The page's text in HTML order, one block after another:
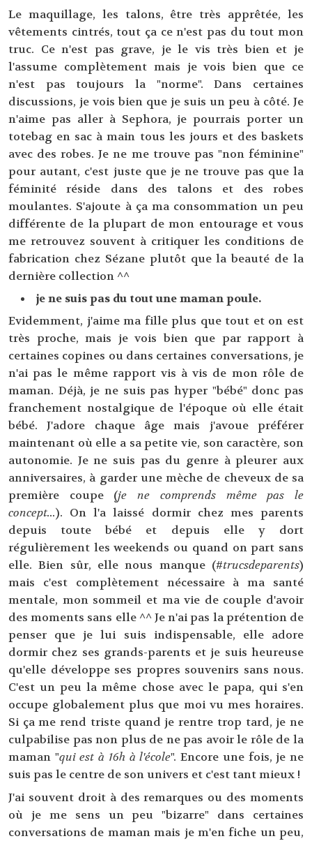
Le maquillage, les talons, être très apprêtée, les
vêtements cintrés, tout ça ce n'est pas du tout mon
truc. Ce n'est pas grave, je le vis très bien et je
l'assume complètement mais je vois bien que ce
n'est pas toujours la "norme". Dans certaines
discussions, je vois bien que je suis un peu à côté. Je
n'aime pas aller à Sephora, je pourrais porter un
totebag en sac à main tous les jours et des baskets
avec des robes. Je ne me trouve pas "non féminine"
pour autant, c'est juste que je ne trouve pas que la
féminité réside dans des talons et des robes
moulantes. S'ajoute à ça ma consommation un peu
différente de la plupart de mon entourage et vous
me retrouvez souvent à critiquer les conditions de
fabrication chez Sézane plutôt que la beauté de la
dernière collection ^^
je ne suis pas du tout une maman poule.
Evidemment, j'aime ma fille plus que tout et on est
très proche, mais je vois bien que par rapport à
certaines copines ou dans certaines conversations, je
n'ai pas le même rapport vis à vis de mon rôle de
maman. Déjà, je ne suis pas hyper "bébé" donc pas
franchement nostalgique de l'époque où elle était
bébé. J'adore chaque âge mais j'avoue préférer
maintenant où elle a sa petite vie, son caractère, son
autonomie. Je ne suis pas du genre à pleurer aux
anniversaires, à garder une mèche de cheveux de sa
première coupe (je ne comprends même pas le
concept...). On l'a laissé dormir chez mes parents
depuis toute bébé et depuis elle y dort
régulièrement les weekends ou quand on part sans
elle. Bien sûr, elle nous manque (#trucsdeparents)
mais c'est complètement nécessaire à ma santé
mentale, mon sommeil et ma vie de couple d'avoir
des moments sans elle ^^ Je n'ai pas la prétention de
penser que je lui suis indispensable, elle adore
dormir chez ses grands-parents et je suis heureuse
qu'elle développe ses propres souvenirs sans nous.
C'est un peu la même chose avec le papa, qui s'en
occupe globalement plus que moi vu mes horaires.
Si ça me rend triste quand je rentre trop tard, je ne
culpabilise pas non plus de ne pas avoir le rôle de la
maman "qui est à 16h à l'école". Encore une fois, je ne
suis pas le centre de son univers et c'est tant mieux !
J'ai souvent droit à des remarques ou des moments
où je me sens un peu "bizarre" dans certaines
conversations de maman mais je m'en fiche un peu,